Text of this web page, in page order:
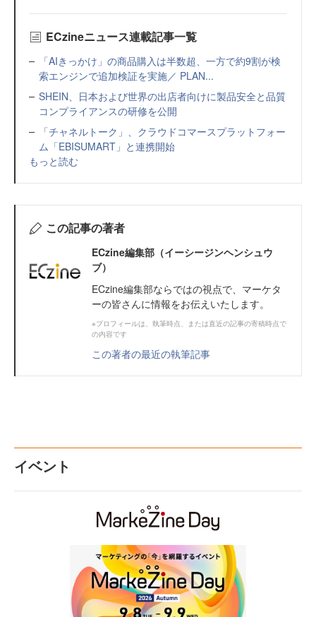
ECzineニュース連載記事一覧
「AIきっかけ」の商品購入は半数超、一方で約9割が検
索エンジンで追加検証を実施／ PLAN...
SHEIN、日本および世界の出店者向けに製品安全と品質
コンプライアンスの研修を公開
「チャネルトーク」、クラウドコマースプラットフォー
ム「EBISUMART」と連携開始
もっと読む
この記事の著者
ECzine編集部（イーシージンヘンシュウ
ブ）
ECzine編集部ならではの視点で、マーケタ
ーの皆さんに情報をお伝えいたします。
※プロフィールは、執筆時点、または直近の記事の寄稿時点で
の内容です
この著者の最近の執筆記事
イベント